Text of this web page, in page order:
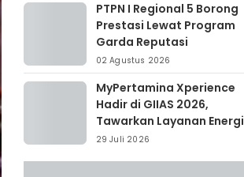
PTPN I Regional 5 Borong
Prestasi Lewat Program
Garda Reputasi
02 Agustus 2026
MyPertamina Xperience
Hadir di GIIAS 2026,
Tawarkan Layanan Energi
Terintegrasi
29 Juli 2026